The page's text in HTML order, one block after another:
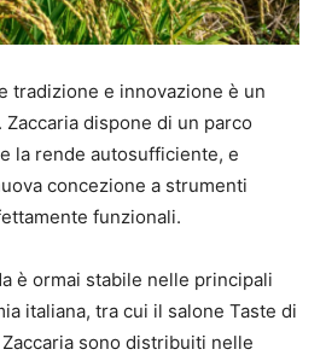
tradizione e innovazione è un
Zaccaria dispone di un parco
la rende autosufficiente, e
concezione a strumenti
funzionali.
è ormai stabile nelle principali
italiana, tra cui il salone Taste di
sono distribuiti nelle